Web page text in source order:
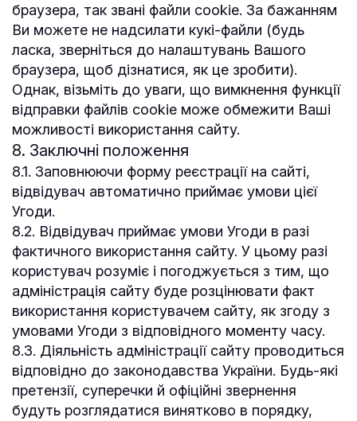
браузера, так звані файли cookie. За бажанням
Ви можете не надсилати кукі-файли (будь
ласка, зверніться до налаштувань Вашого
браузера, щоб дізнатися, як це зробити).
Однак, візьміть до уваги, що вимкнення функції
відправки файлів cookie може обмежити Ваші
можливості використання сайту.
8. Заключні положення
8.1. Заповнюючи форму реєстрації на сайті,
відвідувач автоматично приймає умови цієї
Угоди.
8.2. Відвідувач приймає умови Угоди в разі
фактичного використання сайту. У цьому разі
користувач розуміє і погоджується з тим, що
адміністрація сайту буде розцінювати факт
використання користувачем сайту, як згоду з
умовами Угоди з відповідного моменту часу.
8.3. Діяльність адміністрації сайту проводиться
відповідно до законодавства України. Будь-які
претензії, суперечки й офіційні звернення
будуть розглядатися винятково в порядку,